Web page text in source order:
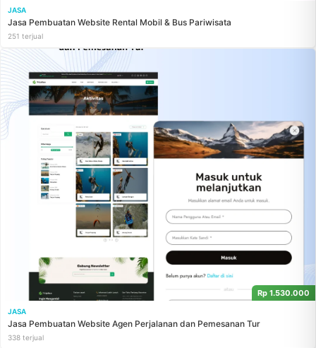
JASA
Jasa Pembuatan Website Rental Mobil & Bus Pariwisata
251 terjual
Rp 1.530.000
JASA
Jasa Pembuatan Website Agen Perjalanan dan Pemesanan Tur
338 terjual